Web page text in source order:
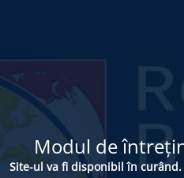
Modul de
Site-ul va fi disponibil în